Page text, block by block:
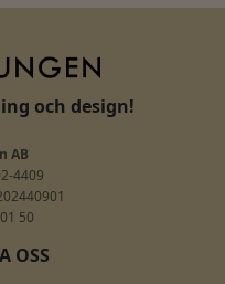
och design!
AB
4409
50
OSS